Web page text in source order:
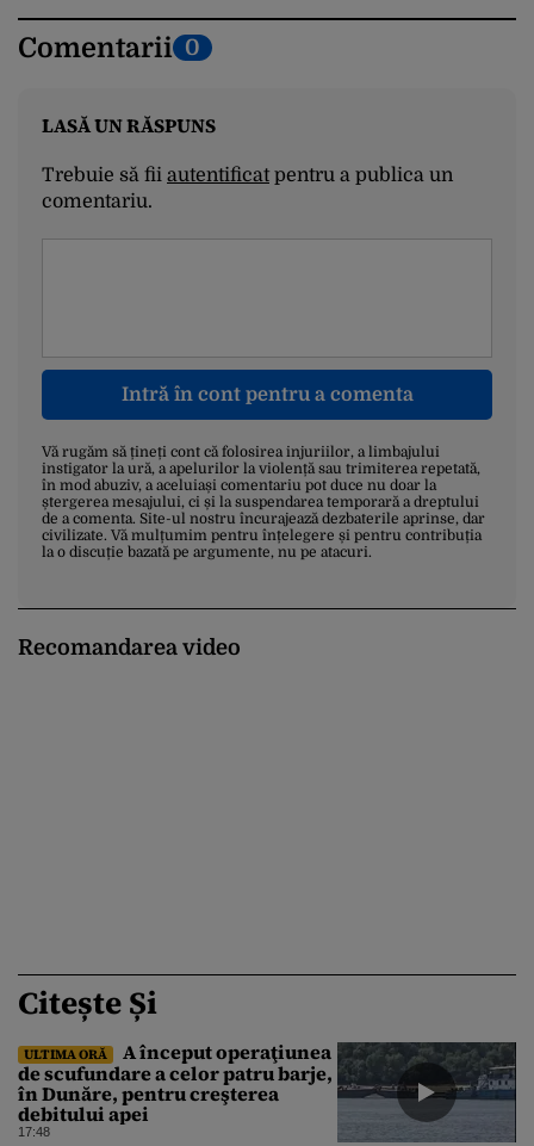
Comentarii 0
LASĂ UN RĂSPUNS
Trebuie să fii autentificatpentru a publica un
comentariu.
Intră în cont pentru a comenta
Vă rugăm să țineți cont că folosirea injuriilor, a limbajului
instigator la ură, a apelurilor la violență sau trimiterea repetată,
în mod abuziv, a aceluiași comentariu pot duce nu doar la
ștergerea mesajului, ci și la suspendarea temporară a dreptului
de a comenta. Site-ul nostru încurajează dezbaterile aprinse, dar
civilizate. Vă mulțumim pentru înțelegere și pentru contribuția
la o discuție bazată pe argumente, nu pe atacuri.
Recomandarea video
Citește Și
ULTIMA ORĂ
A început operaţiunea
de scufundare a celor patru barje,
în Dunăre, pentru creşterea
debitului apei
17:48